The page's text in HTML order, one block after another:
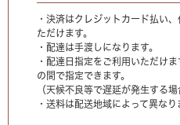
・決済はクレジットカード払い
ただけます。
・配達は手渡しになります。
・配達日指定をご利用いただけ
の間で指定できます。
（天候不良等で遅延が発生する場
・送料は配送地域によって異なり